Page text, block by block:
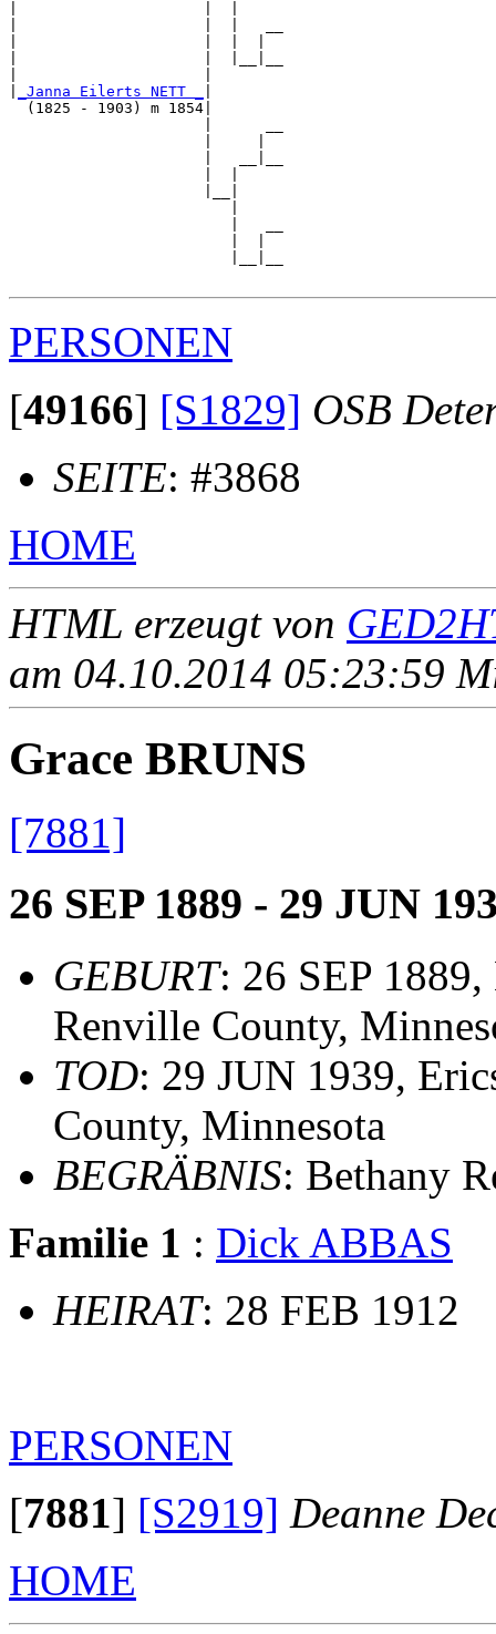
_Janna Eilerts NETT _
  (1825 - 1903) m 1854|
PERSONEN
[49166] [S1829] OSB
SEITE: #3868
HOME
HTML erzeugt von
am 04.10.2014 05:23:59
Grace BRUNS
[7881]
26 SEP 1889 - 29 JUN
GEBURT: 26 SEP
Renville County,
TOD: 29 JUN 1939,
County, Minnesota
BEGRÄBNIS: Bethany
Familie 1 : Dick ABBAS
HEIRAT: 28 FEB 1912
PERSONEN
[7881] [S2919] Deanne
HOME